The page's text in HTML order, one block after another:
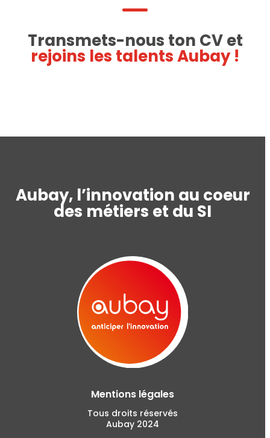
Transmets-nous ton CV et
rejoins les talents Aubay !
Aubay, l’innovation au coeur
des métiers et du SI
Mentions légales
Tous droits réservés
Aubay 2024